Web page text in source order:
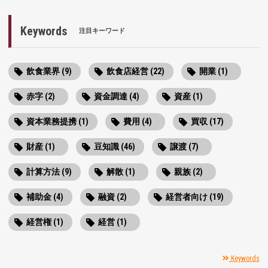
Keywords 注目キーワード
飲食業界 (9) 飲食店経営 (22) 開業 (1)
赤字 (2) 資金調達 (4) 資産 (1)
資本業務提携 (1) 費用 (4) 買収 (17)
財産 (1) 豆知識 (46) 譲渡 (7)
計算方法 (9) 解散 (1) 親族 (2)
補助金 (4) 融資 (2) 経営者向け (19)
経営権 (1) 経営 (1)
Keywords